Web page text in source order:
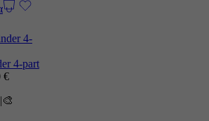
4-part
€